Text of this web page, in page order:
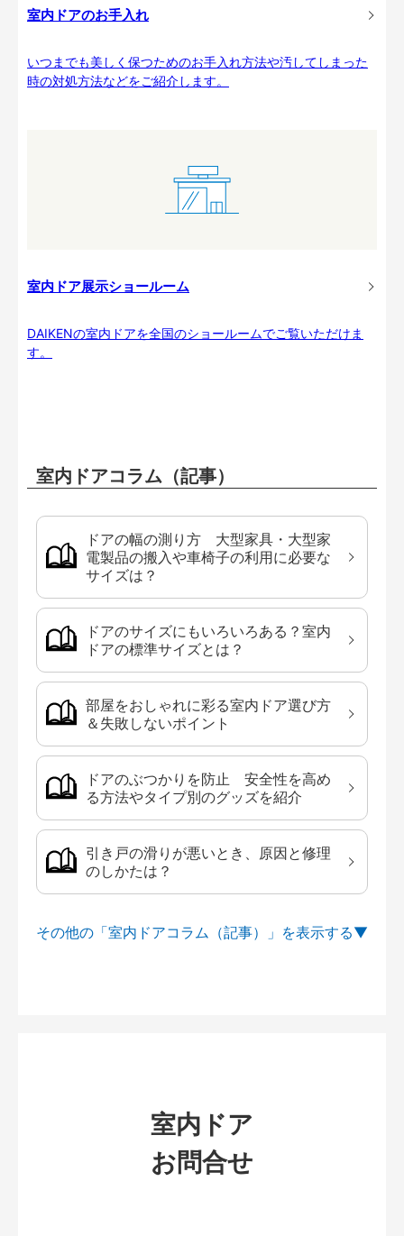
室内ドアのお手入れ
いつまでも美しく保つためのお手入れ方法や汚してしまった
時の対処方法などをご紹介します。
室内ドア展示ショールーム
DAIKENの室内ドアを全国のショールームでご覧いただけま
す。
室内ドアコラム（記事）
ドアの幅の測り方 大型家具・大型家
電製品の搬入や車椅子の利用に必要な
サイズは？
ドアのサイズにもいろいろある？室内
ドアの標準サイズとは？
部屋をおしゃれに彩る室内ドア選び方
＆失敗しないポイント
ドアのぶつかりを防止 安全性を高め
る方法やタイプ別のグッズを紹介
引き戸の滑りが悪いとき、原因と修理
のしかたは？
その他の「室内ドアコラム（記事）」を
室内ドア
お問合せ